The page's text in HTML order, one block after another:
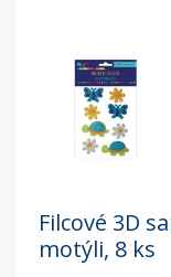
Filcové 3D
motýli, 8 ks